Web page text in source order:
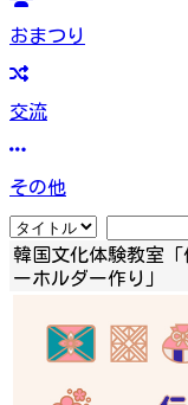
おまつり
交流
その他
韓国文化体験教室
ーホルダー作り」